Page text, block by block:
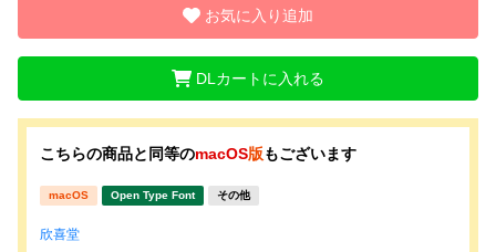
リセット 検索
お気に入り追加
DLカートに入れる
こちらの商品と同等のmacOS版もございます
macOS Open Type Font その他
欣喜堂